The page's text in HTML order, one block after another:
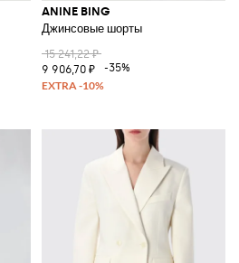
ANINE BING
Джинсовые шорты
15 241,22 ₽
9 906,70 ₽
-35%